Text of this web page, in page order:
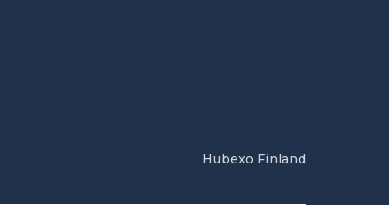
Hubexo Finland